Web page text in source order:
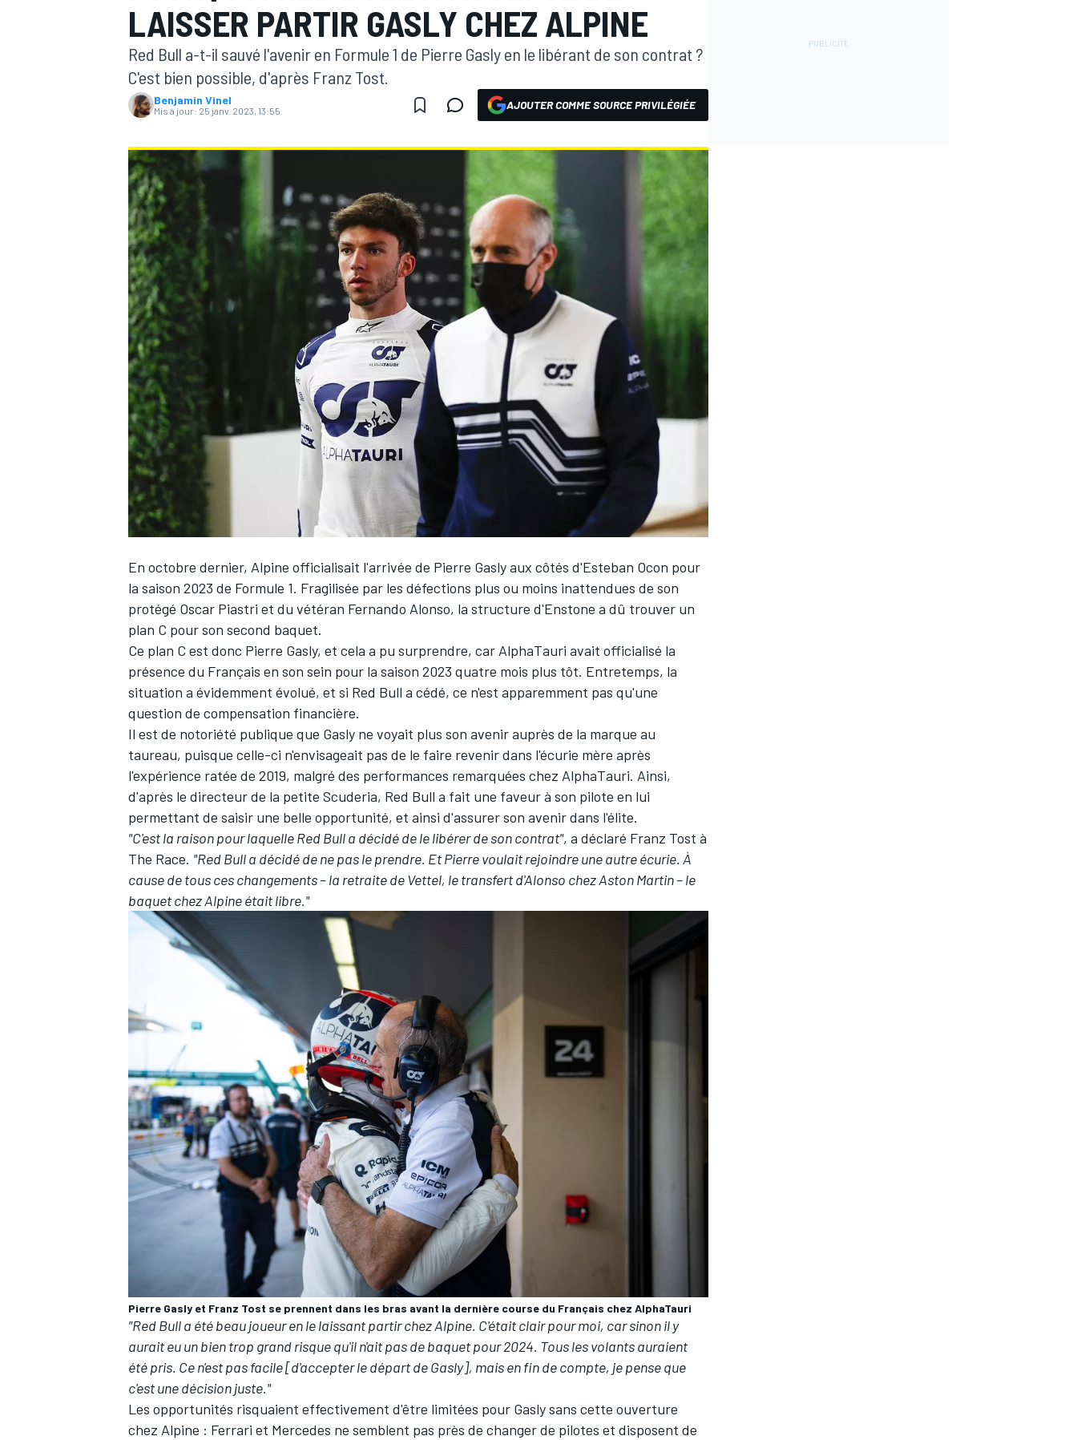
WRC
WEC
LAISSER PARTIR GASLY CHEZ ALPINE
Red Bull a-t-il sauvé l'avenir en Formule 1 de Pierre Gasly en le libérant de son contrat ?
C'est bien possible, d'après Franz Tost.
Benjamin Vinel
Mis à jour: 25 janv. 2023, 13:55 AJOUTER COMME SOURCE PRIVILÉGIÉE
En octobre dernier, Alpine officialisait l'arrivée de Pierre Gaslyaux côtés d'Esteban Ocon pour
la saison 2023 de Formule 1. Fragilisée par les défections plus ou moins inattendues de son
protégé Oscar Piastri et du vétéran Fernando Alonso, la structure d'Enstone a dû trouver un
plan C pour son second baquet.
Ce plan C est donc Pierre Gasly, et cela a pu surprendre, car AlphaTauri avait officialisé la
présence du Français en son sein pour la saison 2023 quatre mois plus tôt. Entretemps, la
situation a évidemment évolué, et si Red Bull a cédé, ce n'est apparemment pas qu'une
question de compensation financière.
Il est de notoriété publique que Gasly ne voyait plus son avenir auprès de la marque au
taureau, puisque celle-ci n'envisageait pas de le faire revenir dans l'écurie mère après
l'expérience ratée de 2019, malgré des performances remarquées chez AlphaTauri. Ainsi,
d'après le directeur de la petite Scuderia, Red Bull a fait une faveur à son pilote en lui
permettant de saisir une belle opportunité, et ainsi d'assurer son avenir dans l'élite.
"C'est la raison pour laquelle Red Bull a décidé de le libérer de son contrat", a déclaré Franz Tost à
The Race. "Red Bull a décidé de ne pas le prendre. Et Pierre voulait rejoindre une autre écurie. À
cause de tous ces changements – la retraite de Vettel, le transfert d'Alonso chez Aston Martin – le
baquet chez Alpine était libre."
Pierre Gasly et Franz Tost se prennent dans les bras avant la dernière course du Français chez AlphaTauri
"Red Bull a été beau joueur en le laissant partir chez Alpine. C'était clair pour moi, car sinon il y
aurait eu un bien trop grand risque qu'il n'ait pas de baquet pour 2024. Tous les volants auraient
été pris. Ce n'est pas facile [d'accepter le départ de Gasly], mais en fin de compte, je pense que
c'est une décision juste."
Les opportunités risquaient effectivement d'être limitées pour Gasly sans cette ouverture
chez Alpine : Ferrari et Mercedes ne semblent pas près de changer de pilotes et disposent de